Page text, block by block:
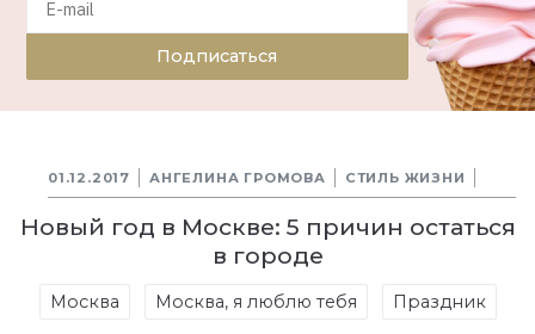
Подписаться
01.12.2017 АНГЕЛИНА ГРОМОВА СТИЛЬ ЖИЗНИ
Новый год в Москве: 5 причин остаться
в городе
Москва Москва, я люблю тебя Праздник